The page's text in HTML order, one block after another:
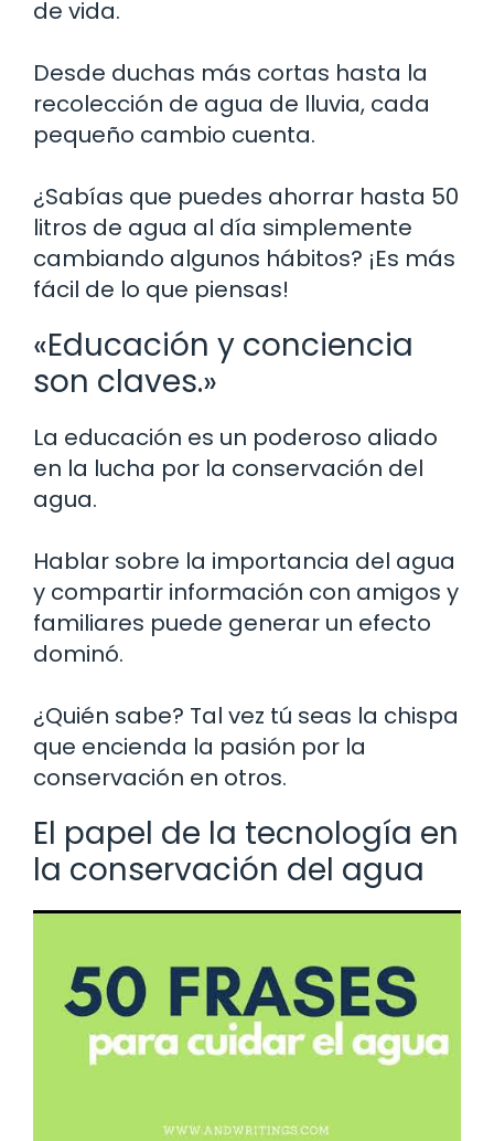
de vida.
Desde duchas más cortas hasta la
recolección de agua de lluvia, cada
pequeño cambio cuenta.
¿Sabías que puedes ahorrar hasta 50
litros de agua al día simplemente
cambiando algunos hábitos? ¡Es más
fácil de lo que piensas!
«Educación y conciencia
son claves.»
La educación es un poderoso aliado
en la lucha por la conservación del
agua.
Hablar sobre la importancia del agua
y compartir información con amigos y
familiares puede generar un efecto
dominó.
¿Quién sabe? Tal vez tú seas la chispa
que encienda la pasión por la
conservación en otros.
El papel de la tecnología en
la conservación del agua